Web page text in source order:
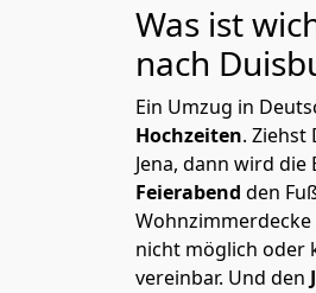
Was ist
nach
Ein Umzug in
Hochzeiten. Ziehst
Jena, dann wird
Feierabend den
nicht möglich oder
vereinbar. Und den